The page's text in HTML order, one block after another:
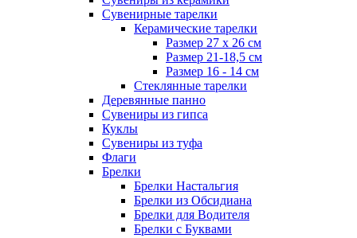
Сувенирные тарелки
Керамические тарелки
Размер 27 х 26 см
Размер 21-18,5 см
Размер 16 - 14 см
Стеклянные тарелки
Деревянные панно
Сувениры из гипса
Куклы
Сувениры из туфа
Флаги
Брелки
Брелки Настальгия
Брелки из Обсидиана
Брелки для Водителя
Брелки с Буквами